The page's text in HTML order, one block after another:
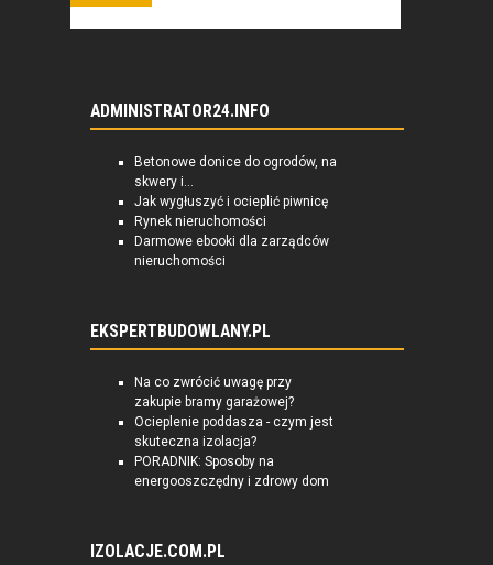
ADMINISTRATOR24.INFO
Betonowe donice do ogrodów, na
skwery i...
Jak wygłuszyć i ocieplić piwnicę
Rynek nieruchomości
Darmowe ebooki dla zarządców
nieruchomości
EKSPERTBUDOWLANY.PL
Na co zwrócić uwagę przy
zakupie bramy garażowej?
Ocieplenie poddasza - czym jest
skuteczna izolacja?
PORADNIK: Sposoby na
energooszczędny i zdrowy dom
IZOLACJE.COM.PL